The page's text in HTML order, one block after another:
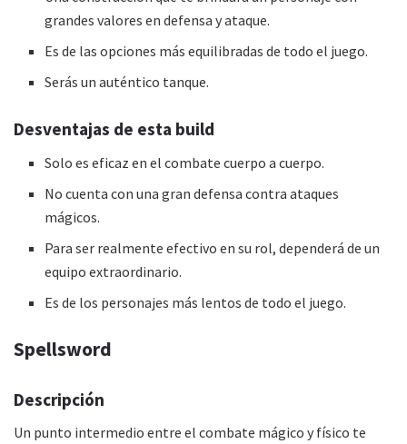
grandes valores en defensa y ataque.
Es de las opciones más equilibradas de todo el juego.
Serás un auténtico tanque.
Desventajas de esta build
Solo es eficaz en el combate cuerpo a cuerpo.
No cuenta con una gran defensa contra ataques
mágicos.
Para ser realmente efectivo en su rol, dependerá de un
equipo extraordinario.
Es de los personajes más lentos de todo el juego.
Spellsword
Descripción
Un punto intermedio entre el combate mágico y físico te